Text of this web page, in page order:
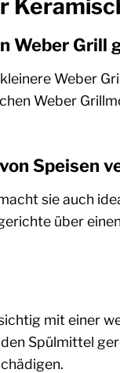
Weber Grill
Weber
Weber
Speisen
sie auch
über
mit einer
Spülmittel